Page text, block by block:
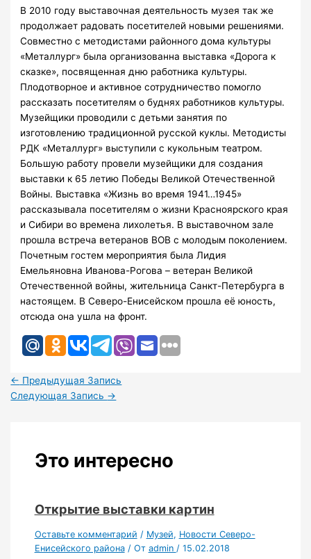
В 2010 году выставочная деятельность музея так же
продолжает радовать посетителей новыми решениями.
Совместно с методистами районного дома культуры
«Металлург» была организованна выставка «Дорога к
сказке», посвященная дню работника культуры.
Плодотворное и активное сотрудничество помогло
рассказать посетителям о буднях работников культуры.
Музейщики проводили с детьми занятия по
изготовлению традиционной русской куклы. Методисты
РДК «Металлург» выступили с кукольным театром.
Большую работу провели музейщики для создания
выставки к 65 летию Победы Великой Отечественной
Войны. Выставка «Жизнь во время 1941…1945»
рассказывала посетителям о жизни Красноярского края
и Сибири во времена лихолетья. В выставочном зале
прошла встреча ветеранов ВОВ с молодым поколением.
Почетным гостем мероприятия была Лидия
Емельяновна Иванова-Рогова – ветеран Великой
Отечественной войны, жительница Санкт-Петербурга в
настоящем. В Северо-Енисейском прошла её юность,
отсюда она ушла на фронт.
← Предыдущая Запись
Следующая Запись →
Это интересно
Открытие выставки картин
Оставьте комментарий / Музей, Новости Северо-
Енисейского района/ От admin / 15.02.2018